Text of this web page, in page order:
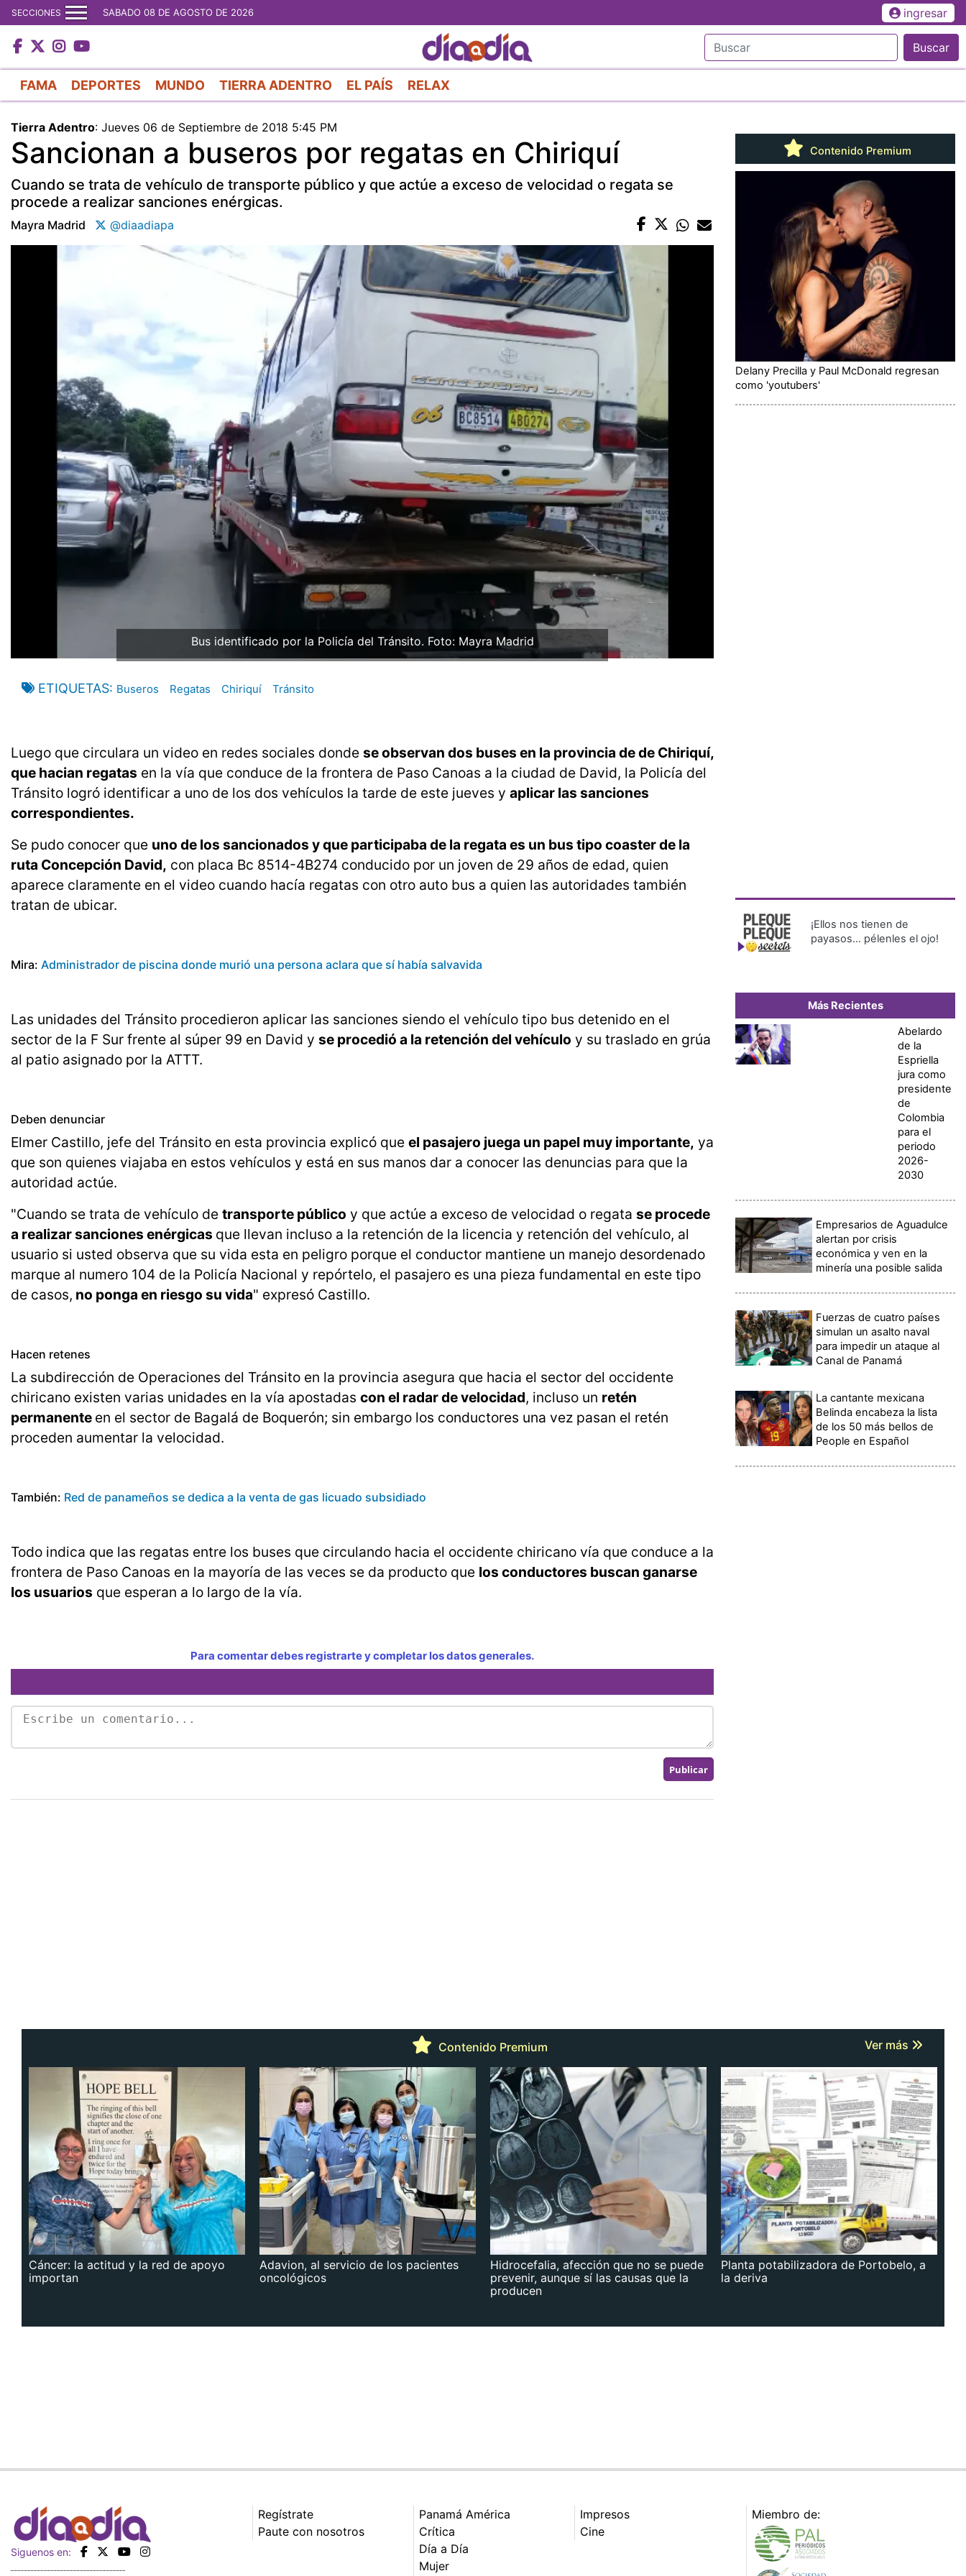
al
contenido
principal
SECCIONES SABADO 08 DE AGOSTO DE 2026 ingresar
Buscar
FAMA DEPORTES MUNDO TIERRA ADENTRO EL PAÍS RELAX
Tierra Adentro: Jueves 06 de Septiembre de 2018 5:45 PM
Sancionan a buseros por regatas en Chiriquí
Cuando se trata de vehículo de transporte público y que actúe a exceso de velocidad o regata se
procede a realizar sanciones enérgicas.
Mayra Madrid @diaadiapa
Bus identificado por la Policía del Tránsito. Foto: Mayra Madrid
ETIQUETAS Buseros Regatas Chiriquí Tránsito
Luego que circulara un video en redes sociales donde se observan dos buses en la provincia de de Chiriquí,
que hacian regatas en la vía que conduce de la frontera de Paso Canoas a la ciudad de David, la Policía del
Tránsito logró identificar a uno de los dos vehículos la tarde de este jueves y aplicar las sanciones
correspondientes.
Se pudo conocer que uno de los sancionados y que participaba de la regata es un bus tipo coaster de la
ruta Concepción David, con placa Bc 8514-4B274 conducido por un joven de 29 años de edad, quien
aparece claramente en el video cuando hacía regatas con otro auto bus a quien las autoridades también
tratan de ubicar.
Mira: Administrador de piscina donde murió una persona aclara que sí había salvavida
Las unidades del Tránsito procedieron aplicar las sanciones siendo el vehículo tipo bus detenido en el
sector de la F Sur frente al súper 99 en David y se procedió a la retención del vehículo y su traslado en grúa
al patio asignado por la ATTT.
Deben denunciar
Elmer Castillo, jefe del Tránsito en esta provincia explicó que el pasajero juega un papel muy importante, ya
que son quienes viajaba en estos vehículos y está en sus manos dar a conocer las denuncias para que la
autoridad actúe.
"Cuando se trata de vehículo de transporte público y que actúe a exceso de velocidad o regata se procede
a realizar sanciones enérgicas que llevan incluso a la retención de la licencia y retención del vehículo, al
usuario si usted observa que su vida esta en peligro porque el conductor mantiene un manejo desordenado
marque al numero 104 de la Policía Nacional y repórtelo, el pasajero es una pieza fundamental en este tipo
de casos, no ponga en riesgo su vida" expresó Castillo.
Hacen retenes
La subdirección de Operaciones del Tránsito en la provincia asegura que hacia el sector del occidente
chiricano existen varias unidades en la vía apostadas con el radar de velocidad, incluso un retén
permanente en el sector de Bagalá de Boquerón; sin embargo los conductores una vez pasan el retén
proceden aumentar la velocidad.
También: Red de panameños se dedica a la venta de gas licuado subsidiado
Todo indica que las regatas entre los buses que circulando hacia el occidente chiricano vía que conduce a la
frontera de Paso Canoas en la mayoría de las veces se da producto que los conductores buscan ganarse
los usuarios que esperan a lo largo de la vía.
Para comentar debes registrarte y completar los datos generales.
Contenido Premium
Delany Precilla y Paul McDonald regresan
como 'youtubers'
¡Ellos nos tienen de
payasos… pélenles el ojo!
Más Recientes
Abelardo
de la
Espriella
jura como
presidente
de
Colombia
para el
periodo
2026-
2030
Empresarios de Aguadulce
alertan por crisis
económica y ven en la
minería una posible salida
Fuerzas de cuatro países
simulan un asalto naval
para impedir un ataque al
Canal de Panamá
La cantante mexicana
Belinda encabeza la lista
de los 50 más bellos de
People en Español
Contenido Premium Ver más
Cáncer: la actitud y la red de apoyo
importan
Adavion, al servicio de los pacientes
oncológicos
Hidrocefalia, afección que no se puede
prevenir, aunque sí las causas que la
producen
Planta potabilizadora de Portobelo, a
la deriva
Siguenos en:
Regístrate
Paute con nosotros
Panamá América
Crítica
Día a Día
Mujer
Impresos
Cine
Miembro de: